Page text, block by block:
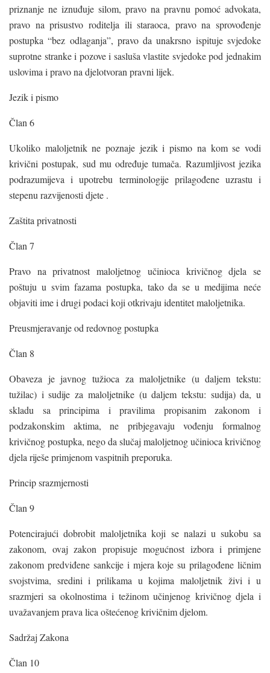
priznanje ne iznuđuje silom, pravo na pravnu pomoć advokata,
pravo na prisustvo roditelja ili staraoca, pravo na sprovođenje
postupka “bez odlaganja”, pravo da unakrsno ispituje svjedoke
suprotne stranke i pozove i sasluša vlastite svjedoke pod jednakim
uslovima i pravo na djelotvoran pravni lijek.
Jezik i pismo
Član 6
Ukoliko maloljetnik ne poznaje jezik i pismo na kom se vodi
krivični postupak, sud mu određuje tumača. Razumljivost jezika
podrazumijeva i upotrebu terminologije prilagođene uzrastu i
stepenu razvijenosti djete .
Zaštita privatnosti
Član 7
Pravo na privatnost maloljetnog učinioca krivičnog djela se
poštuju u svim fazama postupka, tako da se u medijima neće
objaviti ime i drugi podaci koji otkrivaju identitet maloljetnika.
Preusmjeravanje od redovnog postupka
Član 8
Obaveza je javnog tužioca za maloljetnike (u daljem tekstu:
tužilac) i sudije za maloljetnike (u daljem tekstu: sudija) da, u
skladu sa principima i pravilima propisanim zakonom i
podzakonskim aktima, ne pribjegavaju vođenju formalnog
krivičnog postupka, nego da slučaj maloljetnog učinioca krivičnog
djela riješe primjenom vaspitnih preporuka.
Princip srazmjernosti
Član 9
Potencirajući dobrobit maloljetnika koji se nalazi u sukobu sa
zakonom, ovaj zakon propisuje mogućnost izbora i primjene
zakonom predviđene sankcije i mjera koje su prilagođene ličnim
svojstvima, sredini i prilikama u kojima maloljetnik živi i u
srazmjeri sa okolnostima i težinom učinjenog krivičnog djela i
uvažavanjem prava lica oštećenog krivičnim djelom.
Sadržaj Zakona
Član 10